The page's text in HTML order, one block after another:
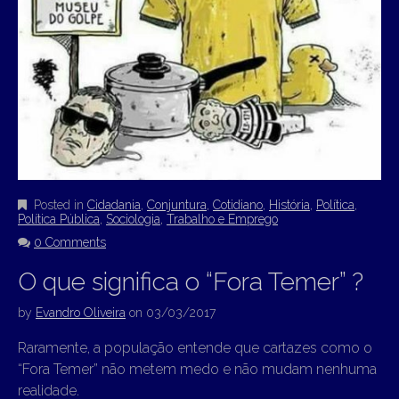
Posted in Cidadania, Conjuntura, Cotidiano, História, Política,
Política Pública, Sociologia, Trabalho e Emprego
0 Comments
O que significa o “Fora Temer” ?
by Evandro Oliveira on 03/03/2017
Raramente, a população entende que cartazes como o
“Fora Temer” não metem medo e não mudam nenhuma
realidade.